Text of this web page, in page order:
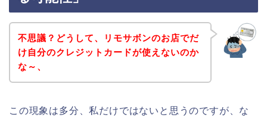
不思議？どうして、リモサボンのお店でだ
け自分のクレジットカードが使えないのか
な～、
この現象は多分、私だけではないと思うのですが、な